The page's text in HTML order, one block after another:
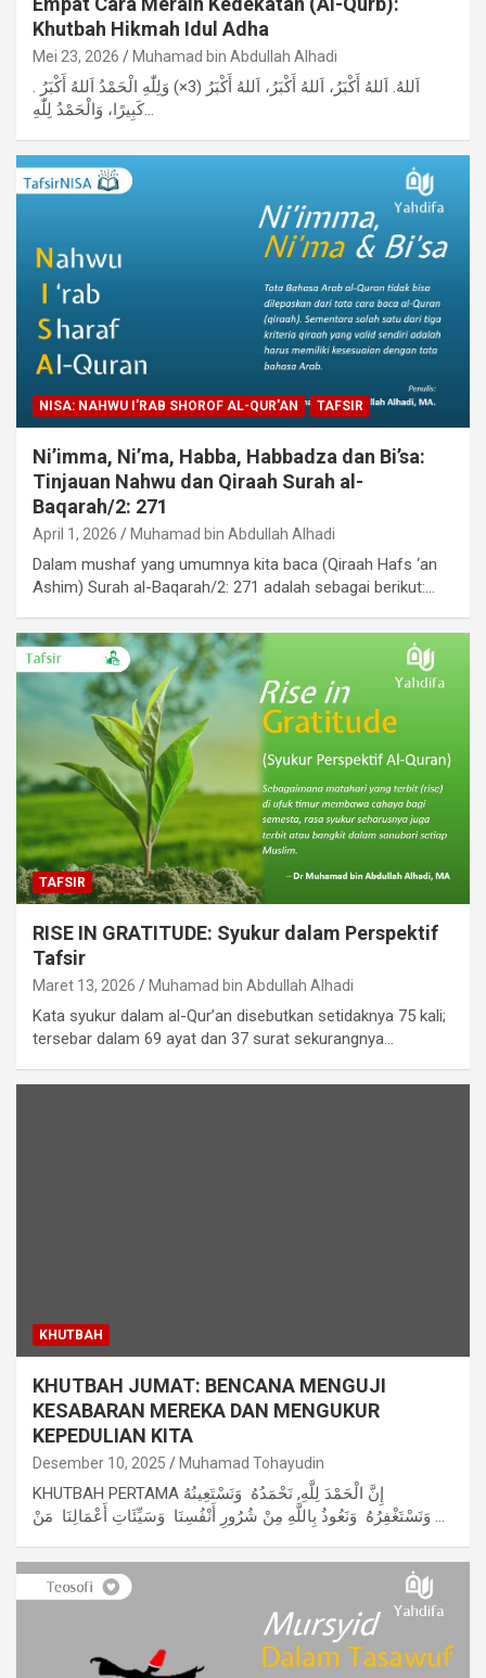
Khutbah Hikmah Idul Adha
Mei 23, 2026 Muhamad bin Abdullah Alhadi
. اَللهُ. اَللهُ أَكْبَرُ، اَللهُ أَكْبَرُ، اَللهُ أَكْبَرُ (3×) وَلِلّٰهِ الْحَمْدُ اَللهُ أَكْبَرُ
كَبِيرًا، وَالْحَمْدُ لِلّٰهِ…
NISA: NAHWU I'RAB SHOROF AL-QUR'AN TAFSIR
Ni’imma, Ni’ma, Habba, Habbadza dan Bi’sa:
Tinjauan Nahwu dan Qiraah Surah al-
Baqarah/2: 271
April 1, 2026 Muhamad bin Abdullah Alhadi
Dalam mushaf yang umumnya kita baca (Qiraah Hafs ‘an
Ashim) Surah al-Baqarah/2: 271 adalah sebagai berikut:…
TAFSIR
RISE IN GRATITUDE: Syukur dalam Perspektif
Tafsir
Maret 13, 2026 Muhamad bin Abdullah Alhadi
Kata syukur dalam al-Qur’an disebutkan setidaknya 75 kali;
tersebar dalam 69 ayat dan 37 surat sekurangnya…
KHUTBAH
KHUTBAH JUMAT: BENCANA MENGUJI
KESABARAN MEREKA DAN MENGUKUR
KEPEDULIAN KITA
Desember 10, 2025 Muhamad Tohayudin
KHUTBAH PERTAMA إِنَّ الْحَمْدَ لِلَّهِ, نَحْمَدُهُ وَنَسْتَعِينُهُ
وَنَسْتَغْفِرُهُ وَنَعُوذُ بِاللَّهِ مِنْ شُرُورِ أَنْفُسِنَا وَسَيِّئَاتِ أَعْمَالِنَا مَنْ…